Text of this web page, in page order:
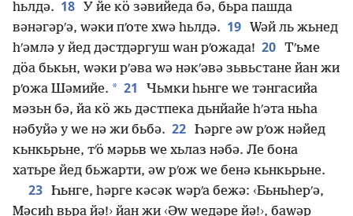
һьлдә. 18
У йе кӧ зәвийеда бә, бьра пашда
вәнәгәрʹә, ԝәки пʹоте хԝә һьлдә. 19 Ԝәй ль жьнед
һʹәмлә у йед дәстдәргуш ԝан рʹожада! 20 Тʹьме
дӧа бькьн, ԝәки рʹәва ԝә нәкʹәвә зьвьстане йан жи
рʹожа Шәмийе. * 21
Чьмки һьнге ԝе тәнгасийа
мәзьн бә, йа кӧ жь дәстпека дьнйайе һʹәта ньһа
нәбуйә у ԝе нә жи бьбә. 22 Һәрге әԝ рʹож нәйед
кьнкьрьне, тʹӧ мәрьв ԝе хьлаз нәбә. Ле бона
хатьре йед бьжарти, әԝ рʹож ԝе бенә кьнкьрьне.
23 Һьнге, һәрге кәсәк ԝәрʹа бежә: ‹Бьньһерʹә,
Мәсиһ вьра йә!› йан жи ‹Әԝ ԝедәре йә!›, баԝәр